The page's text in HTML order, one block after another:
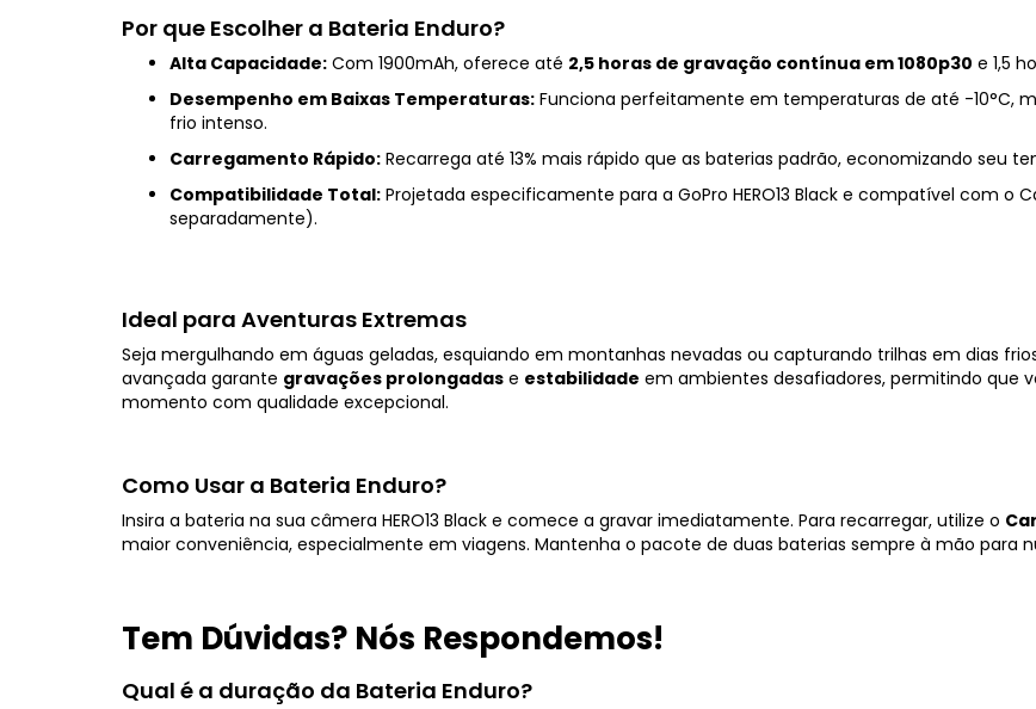
Por que Escolher a Bateria Enduro?
Alta Capacidade: Com 1900mAh, oferece até 2,5 horas de gravação contínua em 1080p30 e 1,5
Desempenho em Baixas Temperaturas: Funciona perfeitamente em temperaturas de até -10°C,
frio intenso.
Carregamento Rápido: Recarrega até 13% mais rápido que as baterias padrão, economizando seu
Compatibilidade Total: Projetada especificamente para a GoPro HERO13 Black e compatível com o
separadamente).
Ideal para Aventuras Extremas
Seja mergulhando em águas geladas, esquiando em montanhas nevadas ou capturando trilhas em dias
avançada garante gravações prolongadas e estabilidade em ambientes desafiadores, permitindo que
momento com qualidade excepcional.
Como Usar a Bateria Enduro?
Insira a bateria na sua câmera HERO13 Black e comece a gravar imediatamente. Para recarregar, utilize o
maior conveniência, especialmente em viagens. Mantenha o pacote de duas baterias sempre à mão
Tem Dúvidas? Nós Respondemos!
Qual é a duração da Bateria Enduro?